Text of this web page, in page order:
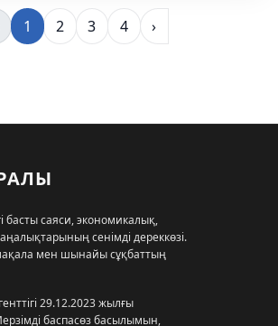
1 2 3 4 ›
басты саяси, экономикалық,
сенімді дереккөзі.
мен шынайы сұқбаттың
29.12.2023 жылғы
баспасөз басылымын,